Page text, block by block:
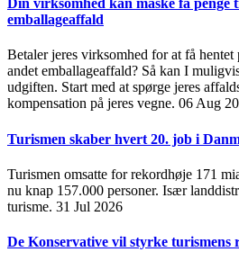
Din virksomhed kan måske få penge
emballageaffald
Betaler jeres virksomhed for at få hentet
andet emballageaffald? Så kan I
udgiften. Start med at spørge jeres
kompensation på jeres vegne. 06 Aug
Turismen skaber hvert 20. job i
Turismen omsatte for rekordhøje 171
nu knap 157.000 personer. Især
turisme. 31 Jul 2026
De Konservative vil styrke turismens